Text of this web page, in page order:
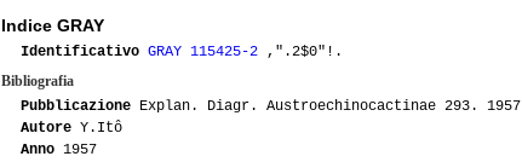
Indice GRAY
Identificativo GRAY 115425-2 ,".2$0"!.
Bibliografia
Pubblicazione Explan. Diagr. Austroechinocactinae 293. 1957
Autore Y.Itô
Anno 1957